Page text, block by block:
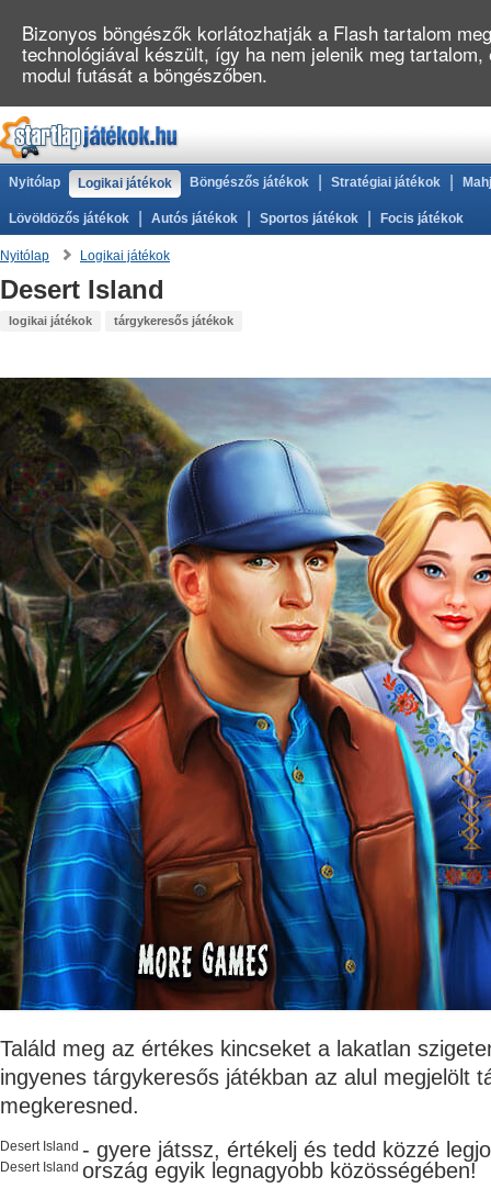
Nyitólap Logikai játékok Böngészős játékok Stratégiai játékok
Lövöldözős játékok Autós játékok Sportos játékok Focis játékok
Nyitólap Logikai játékok
Desert Island
logikai játékok tárgykeresős játékok
Találd meg az értékes kincseket a lakatlan
ingyenes tárgykeresős játékban az alul megjelölt
megkeresned.
Desert Island - gyere játssz, értékelj és tedd közzé
ország egyik legnagyobb
Desert Island közösségében!
Bizonyos böngészők korlátozhatják a Flash tartalom
technológiával készült, így ha nem jelenik meg
modul futását a böngészőben.